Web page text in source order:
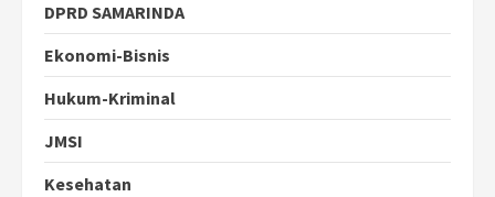
DPRD SAMARINDA
Ekonomi-Bisnis
Hukum-Kriminal
JMSI
Kesehatan